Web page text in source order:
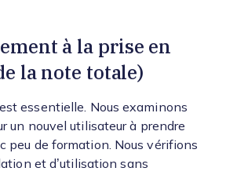
à la prise en
la note totale)
essentielle. Nous examinons
un nouvel utilisateur à prendre
peu de formation. Nous vérifions
et d’utilisation sans